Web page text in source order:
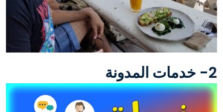
2- خدمات المدونة